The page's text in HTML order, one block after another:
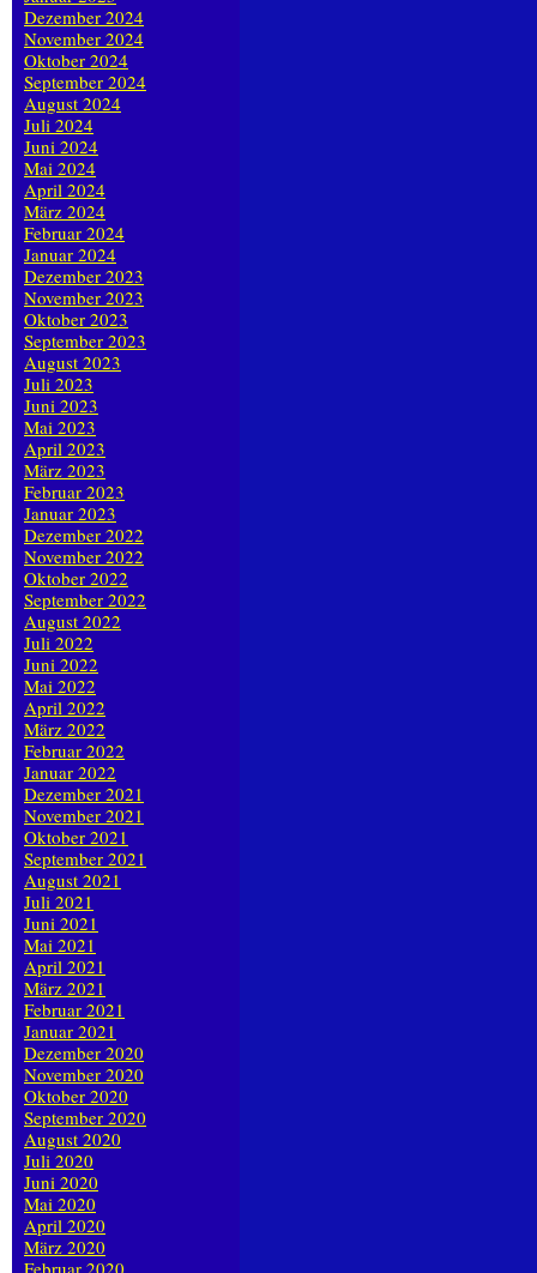
Dezember 2024
November 2024
Oktober 2024
September 2024
August 2024
Juli 2024
Juni 2024
Mai 2024
April 2024
März 2024
Februar 2024
Januar 2024
Dezember 2023
November 2023
Oktober 2023
September 2023
August 2023
Juli 2023
Juni 2023
Mai 2023
April 2023
März 2023
Februar 2023
Januar 2023
Dezember 2022
November 2022
Oktober 2022
September 2022
August 2022
Juli 2022
Juni 2022
Mai 2022
April 2022
März 2022
Februar 2022
Januar 2022
Dezember 2021
November 2021
Oktober 2021
September 2021
August 2021
Juli 2021
Juni 2021
Mai 2021
April 2021
März 2021
Februar 2021
Januar 2021
Dezember 2020
November 2020
Oktober 2020
September 2020
August 2020
Juli 2020
Juni 2020
Mai 2020
April 2020
März 2020
Februar 2020